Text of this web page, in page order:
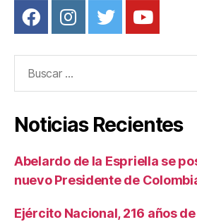
Noticias Recientes
Abelardo de la Espriella se
nuevo Presidente de
Ejército Nacional, 216 años